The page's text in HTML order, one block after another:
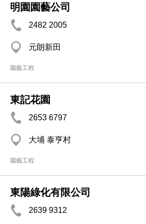
明園園藝公司
2482 2005
元朗新田
園藝工程
東記花園
2653 6797
大埔 泰亨村
園藝工程
東陽綠化有限公司
2639 9312